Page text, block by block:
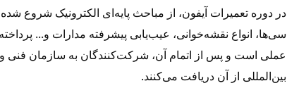
در دوره تعمیرات آیفون، از مباحث پایه‌ای الکترونیک شروع
سی‌ها، انواع نقشه‌خوانی، عیب‌یابی پیشرفته مدارات و...
عملی است و پس از اتمام آن، شرکت‌کنندگان به سازمان فنی
بین‌المللی از آن دریافت می‌کنند.